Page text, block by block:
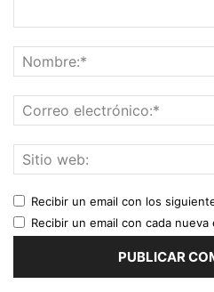
Recibir un email con los
Recibir un email con cada nueva